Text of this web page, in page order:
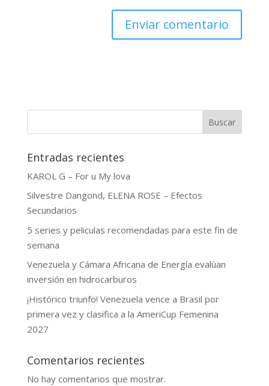
Buscar
Entradas recientes
KAROL G – For u My lova
Silvestre Dangond, ELENA ROSE – Efectos
Secundarios
5 series y peliculas recomendadas para este fin de
semana
Venezuela y Cámara Africana de Energía evalúan
inversión en hidrocarburos
¡Histórico triunfo! Venezuela vence a Brasil por
primera vez y clasifica a la AmeriCup Femenina
2027
Comentarios recientes
No hay comentarios que mostrar.